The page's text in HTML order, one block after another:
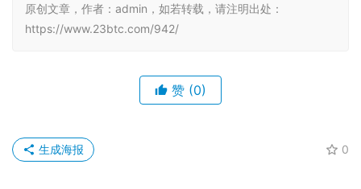
原创文章，作者：admin，如若转载，请注明出处：
https://www.23btc.com/942/
赞 (0)
0
生成海报